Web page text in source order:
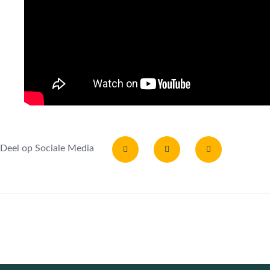
Deel op Sociale Media